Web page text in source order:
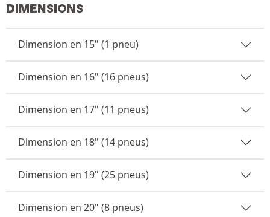
DIMENSIONS
Dimension en 15" (1 pneu)
Dimension en 16" (16 pneus)
Dimension en 17" (11 pneus)
Dimension en 18" (14 pneus)
Dimension en 19" (25 pneus)
Dimension en 20" (8 pneus)